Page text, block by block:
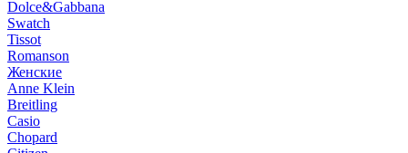
Dolce&Gabbana
Swatch
Tissot
Romanson
Женские
Anne Klein
Breitling
Casio
Chopard